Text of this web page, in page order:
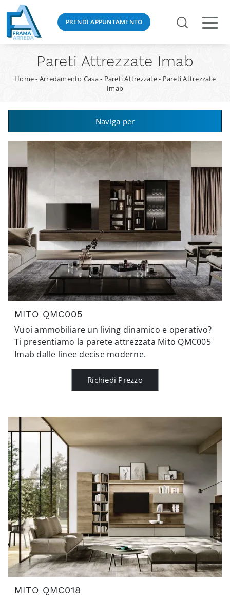
PRENDI APPUNTAMENTO
Pareti Attrezzate Imab
Home- Arredamento Casa- Pareti Attrezzate- Pareti Attrezzate
Imab
Naviga per
MITO QMC005
Vuoi ammobiliare un living dinamico e operativo?
Ti presentiamo la parete attrezzata Mito QMC005
Imab dalle linee decise moderne.
Richiedi Prezzo
MITO QMC018